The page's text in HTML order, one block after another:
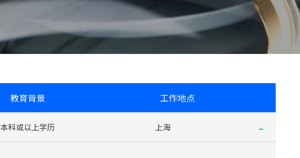
教育背景
本科或以上学历
工作地点
上海 -